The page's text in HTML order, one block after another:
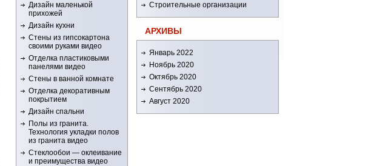
Дизайн маленькой
прихожей
Дизайн кухни
Стены из гипсокартона
своими руками видео
Отделка пластиковыми
панелями видео
Стены в ванной комнате
Отделка декоративным
покрытием
Дизайн спальни
Полы из гранита.
Технология укладки полов
из гранита видео
Стеклообои — оклеивание
и преимущества видео
Строительные организации
АРХИВЫ
Январь 2022
Ноябрь 2020
Октябрь 2020
Сентябрь 2020
Август 2020